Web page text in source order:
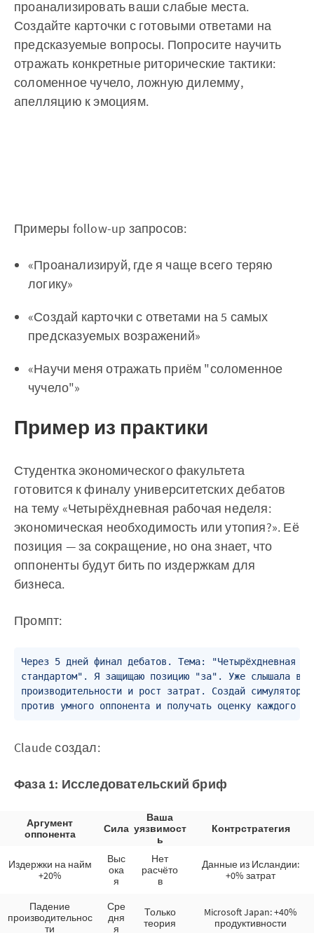
проанализировать ваши слабые места.
Создайте карточки с готовыми ответами на
предсказуемые вопросы. Попросите научить
отражать конкретные риторические тактики:
соломенное чучело, ложную дилемму,
апелляцию к эмоциям.
Примеры follow-up запросов:
«Проанализируй, где я чаще всего теряю
логику»
«Создай карточки с ответами на 5 самых
предсказуемых возражений»
«Научи меня отражать приём "соломенное
чучело"»
Пример из практики
Студентка экономического факультета
готовится к финалу университетских дебатов
на тему «Четырёхдневная рабочая неделя:
экономическая необходимость или утопия?». Её
позиция — за сокращение, но она знает, что
оппоненты будут бить по издержкам для
бизнеса.
Промпт:
Через 5 дней финал дебатов. Тема: "Четырёхдневная
стандартом". Я защищаю позицию "за". Уже слышала
производительности и рост затрат. Создай
Claude создал:
Фаза 1: Исследовательский бриф
Аргумент
оппонента
Сила
Ваша
уязвимост
ь
Контрстратегия
Издержки на найм
+20%
Выс
ока
я
Нет
расчёто
в
Данные из Исландии:
+0% затрат
Падение
производительнос
ти
Сре
дня
я
Только
теория
Microsoft Japan: +40%
продуктивности